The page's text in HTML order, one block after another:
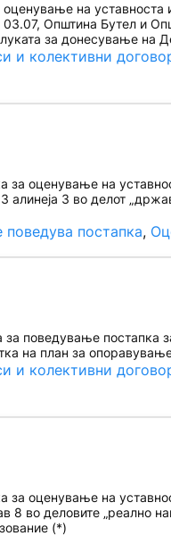
на уставноста
Општина Бутел и
за донесување на
и колективни
оценување на
алинеја 3 во делот
поведува постапка,
поведување постапка
на план за
и колективни
оценување на
8 во деловите „реално
(*)